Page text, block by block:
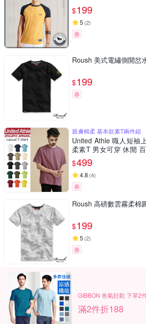
$199
5 (2)
券
Roush 美式電繡側開岔
$199
券
親膚棉柔 基本款素T兩件組
United Athle 職人短袖
柔素T 男女可穿 休閒
定)
$499
4.8 (4)
券
Roush 高磅數雲霧柔棉
$199
5 (2)
券
GIBBON 爸氣狂歡 下單2
滿2件折188